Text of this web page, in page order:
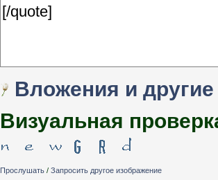
Вложения и
Визуальная
Прослушать/ Запросить другое изображение